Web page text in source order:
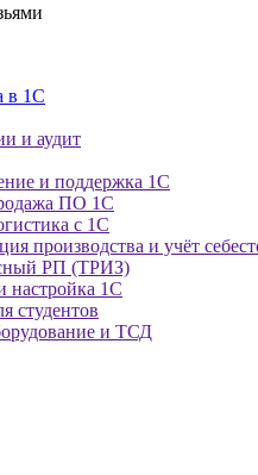
в 1С
и аудит
и поддержка 1С
ПО 1С
с 1С
производства и учёт
РП (ТРИЗ)
настройка 1С
студентов
и ТСД